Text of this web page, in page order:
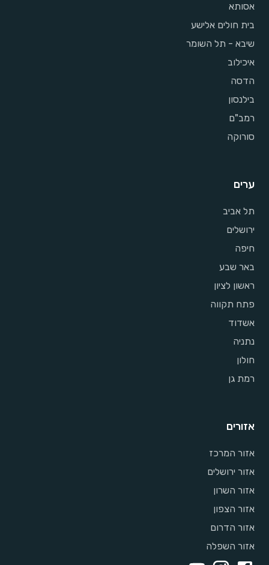
אסותא
בית חולים אלישע
שיבא - תל השומר
איכילוב
הדסה
בילנסון
רמב"ם
סורוקה
ערים
תל אביב
ירושלים
חיפה
באר שבע
ראשון לציון
פתח תקווה
אשדוד
נתניה
חולון
רמת גן
אזורים
אזור המרכז
אזור ירושלים
אזור השרון
אזור הצפון
אזור הדרום
אזור השפלה